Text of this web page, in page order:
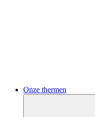
Onze thermen